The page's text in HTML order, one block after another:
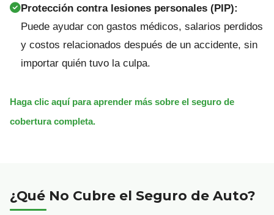
Protección contra lesiones personales (PIP):
Puede ayudar con gastos médicos, salarios perdidos
y costos relacionados después de un accidente, sin
importar quién tuvo la culpa.
Haga clic aquí para aprender más sobre el seguro de
cobertura completa.
¿Qué No Cubre el Seguro de Auto?